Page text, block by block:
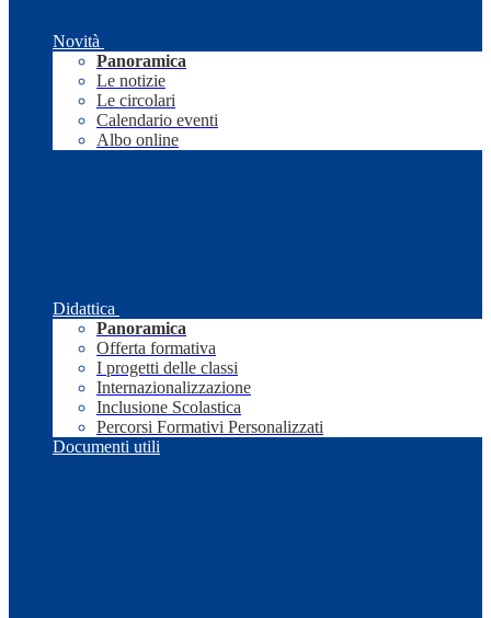
Novità
Panoramica
Le notizie
Le circolari
Calendario eventi
Albo online
Didattica
Panoramica
Offerta formativa
I progetti delle classi
Internazionalizzazione
Inclusione Scolastica
Percorsi Formativi Personalizzati
Documenti utili